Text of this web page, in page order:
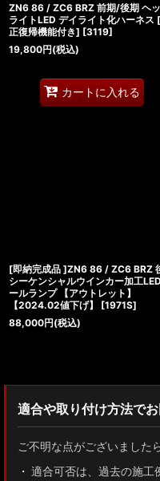
ZN6 86 / ZC6 BRZ 前期/後期 ヘ
ライトLED デイライト化ハーネス
正復帰機能付き] [3119]
19,800円(税込)
カートに入れる
[即納完成品 ]ZN6 86 / ZC6 BRZ
シーケンシャルウインカー加工
ールランプ 【アウトレット】
【2024.02値下げ】
[1971S]
88,000円(税込)
適合や取り付け方法で
ご不明な点がございました
適合可否は、過去の施工